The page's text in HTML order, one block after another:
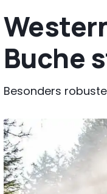
Buche
Besonders